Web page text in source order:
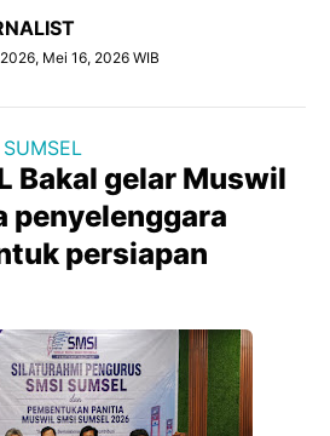
Mei 16, 2026 WIB
Bakal gelar Muswil
penyelenggara
persiapan